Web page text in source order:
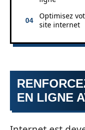
Optimisez
site internet
EN LIGNE